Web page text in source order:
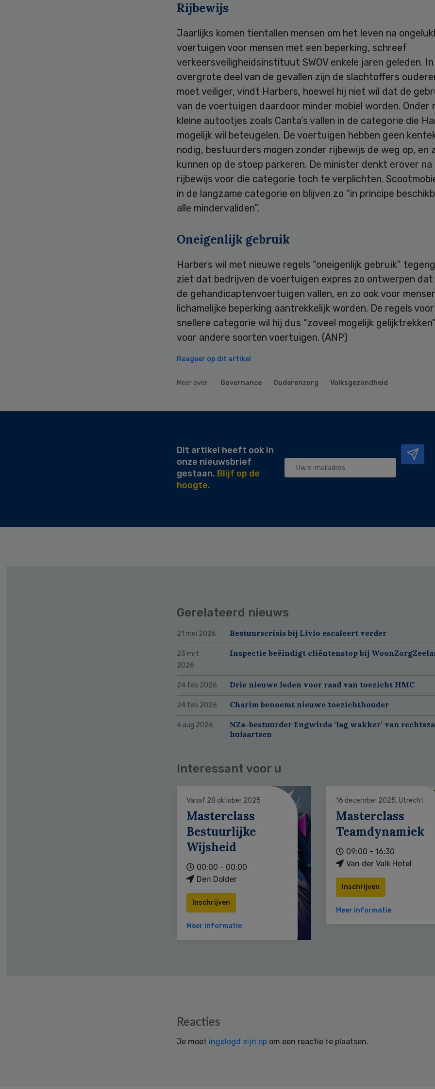
Rijbewijs
Jaarlijks komen tientallen mensen om het leven na
voertuigen voor mensen met een beperking, schreef
verkeersveiligheidsinstituut SWOV enkele jaren geleden.
overgrote deel van de gevallen zijn de slachtoffers
moet veiliger, vindt Harbers, hoewel hij niet wil dat de
van de voertuigen daardoor minder mobiel worden. Onder
kleine autootjes zoals Canta’s vallen in de categorie die
mogelijk wil beteugelen. De voertuigen hebben geen
nodig, bestuurders mogen zonder rijbewijs de weg op, en
kunnen op de stoep parkeren. De minister denkt erover na
rijbewijs voor die categorie toch te verplichten.
in de langzame categorie en blijven zo “in principe
alle mindervaliden”.
Oneigenlijk gebruik
Harbers wil met nieuwe regels “oneigenlijk gebruik”
ziet dat bedrijven de voertuigen expres zo ontwerpen dat
de gehandicaptenvoertuigen vallen, en zo ook voor
lichamelijke beperking aantrekkelijk worden. De regels
snellere categorie wil hij dus “zoveel mogelijk
voor andere soorten voertuigen. (ANP)
Reageer op dit artikel
Meer over: Governance Ouderenzorg Volksgezondheid
Dit artikel heeft ook in
onze nieuwsbrief
gestaan. Blijf op de
hoogte.
Gerelateerd nieuws
21 mei 2026 Bestuurscrisis bij Livio escaleert verder
23 mrt
2026
Inspectie beëindigt cliëntenstop bij
24 feb 2026 Drie nieuwe leden voor raad van toezicht HMC
24 feb 2026 Charim benoemt nieuwe toezichthouder
4 aug 2026
NZa-bestuurder Engwirda ‘lag wakker’ van
huisartsen
Interessant voor u
Vanaf 28 oktober 2025
Masterclass
Bestuurlijke
Wijsheid
00:00 - 00:00
Den Dolder
Inschrijven
Meer informatie
16 december 2025, Utrecht
Masterclass
Teamdynamiek
09:00 - 16:30
Van der Valk Hotel
Inschrijven
Meer informatie
Reacties
Je moet ingelogd zijn op om een reactie te plaatsen.